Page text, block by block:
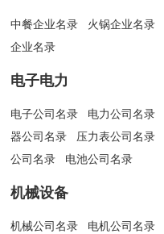
中餐企业名录 火锅企业名录
企业名录
电子电力
电子公司名录 电力公司名录
器公司名录
压力表公司名录
公司名录
电池公司名录
机械设备
机械公司名录 电机公司名录